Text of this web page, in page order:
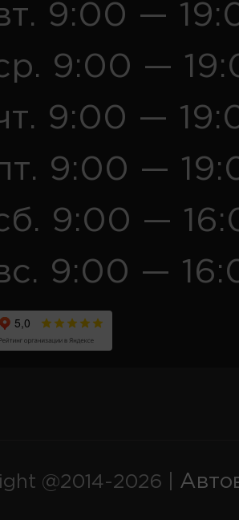
9:00 —
9:00 —
9:00 —
9:00 —
9:00 —
9:00 —
@2014-2026 |